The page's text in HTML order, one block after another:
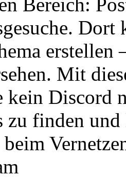
erstellen
Mit
kein Discord
zu finden